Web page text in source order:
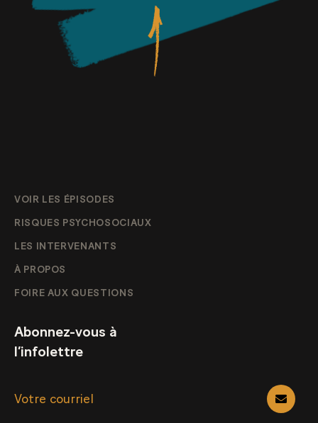
Abonnez-vous à
l’infolettre
VOIR LES ÉPISODES
RISQUES PSYCHOSOCIAUX
LES INTERVENANTS
À PROPOS
FOIRE AUX QUESTIONS